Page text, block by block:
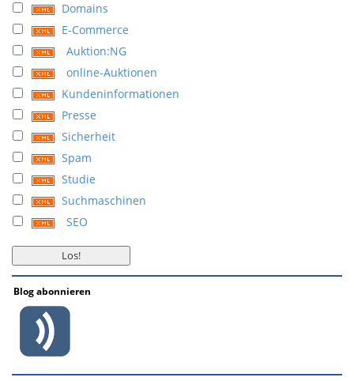
Domains
E-Commerce
Auktion:NG
online-Auktionen
Kundeninformationen
Presse
Sicherheit
Spam
Studie
Suchmaschinen
SEO
Blog abonnieren